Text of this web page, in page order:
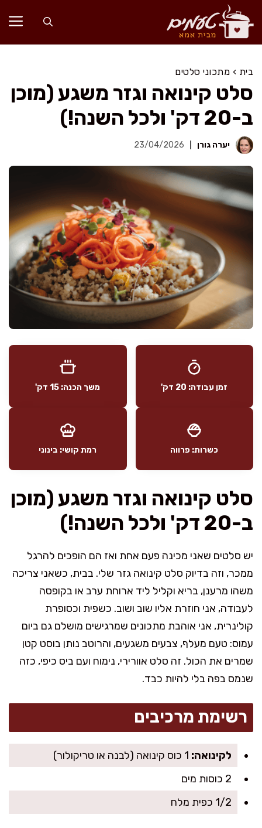
לדלג
לתוכן
בית › מתכוני סלטים
סלט קינואה וגזר משגע (מוכן
ב-20 דק' ולכל השנה!)
יערה גורן 23/04/2026
זמן עבודה: 20 דק' משך הכנה: 15 דק'
כשרות: פרווה רמת קושי: בינוני
סלט קינואה וגזר משגע (מוכן
ב-20 דק' ולכל השנה!)
יש סלטים שאני מכינה פעם אחת ואז הם הופכים להרגל
ממכר, וזה בדיוק סלט קינואה גזר שלי. בבית, כשאני צריכה
משהו מרענן, בריא וקליל ליד ארוחת ערב או בקופסה
לעבודה, אני חוזרת אליו שוב ושוב. כשפית וכסופרת
קולינרית, אני אוהבת מתכונים שמרגישים מושלם גם ביום
עמוס: טעם מעלף, צבעים משגעים, והרוטב נותן בוסט קטן
שמרים את הכול. זה סלט אוורירי, נימוח ועם ביס כיפי, כזה
שנמס בפה בלי להיות כבד.
רשימת מרכיבים
לקינואה:
2 כוסות מים
1/2 כפית מלח